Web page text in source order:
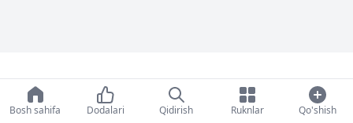
Bosh sahifa Dodalari Qidirish Ruknlar Qo'shish